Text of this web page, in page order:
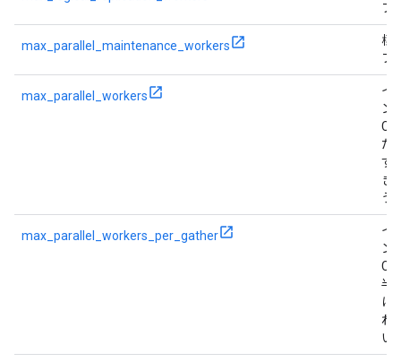
フ
max_parallel_maintenance_workers
標
フ
max_parallel_workers
イ
ン
た
ず
き
う
max_parallel_workers_per_gather
イ
ン
半
は
れ
い